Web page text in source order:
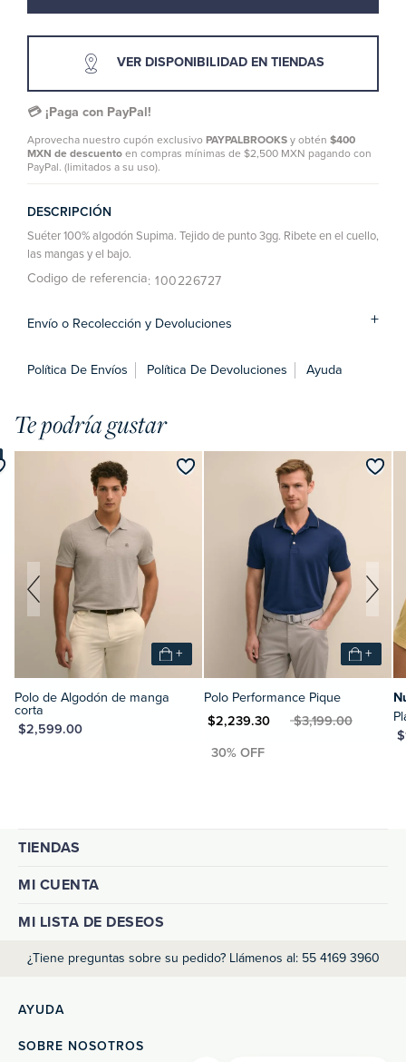
VER DISPONIBILIDAD EN TIENDAS
💳 ¡Paga con PayPal!
Aprovecha nuestro cupón exclusivo PAYPALBROOKS y obtén $400
MXN de descuento en compras mínimas de $2,500 MXN pagando con
PayPal. (limitados a su uso).
DESCRIPCIÓN
Suéter 100% algodón Supima. Tejido de punto 3gg. Ribete en el cuello,
las mangas y el bajo.
Codigo de referencia: 100226727
Envío o Recolección y Devoluciones
Política De Envíos Política De Devoluciones Ayuda
Te podría gustar
+
Polo de Algodón de manga
corta
$2,599.00
+
Polo Performance Pique
MXN $2,239.30MXN $3,199.00
MXN
TIENDAS
MI CUENTA
MI LISTA DE DESEOS
¿Tiene preguntas sobre su pedido? Llámenos al: 55 4169 3960
AYUDA
SOBRE NOSOTROS